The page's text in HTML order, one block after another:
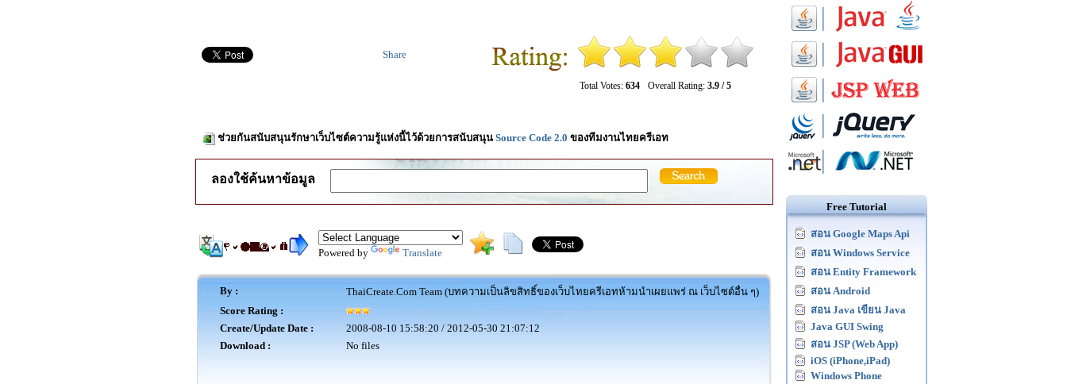
Total Votes: 634 Overall Rating: 3.9 / 5
Share
ช่วยกันสนับสนุนรักษาเว็บไซต์ความรู้แห่งนี้ไว้ด้วยการสนับสนุน Source Code 2.0 ของทีมงานไทยครีเอท
ลองใช้ค้นหาข้อมูล
Powered by Translate
By :
ThaiCreate.Com Team (บทความเป็นลิขสิทธิ์ของเว็บไทยครีเอทห้ามนำเผยแพร่ ณ เว็บไซต์อื่น ๆ)
Score Rating :
Create/Update Date :
2008-08-10 15:58:20 / 2012-05-30 21:07:12
Download :
No files
Free Tutorial
สอน Google Maps Api
สอน Windows Service
สอน Entity Framework
สอน Android
สอน Java เขียน Java
Java GUI Swing
สอน JSP (Web App)
iOS (iPhone,iPad)
Windows Phone